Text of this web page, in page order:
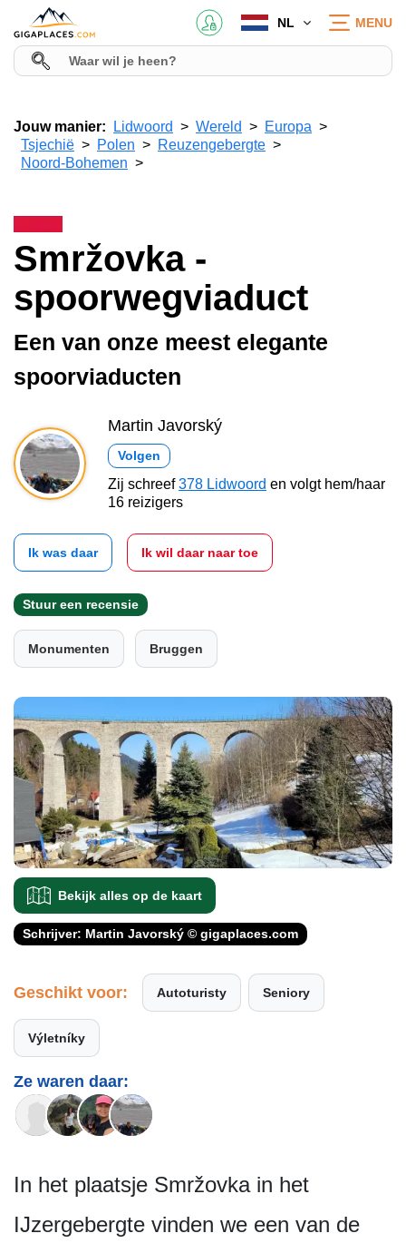
NL MENU
Jouw manier: Lidwoord Wereld
Europa
Tsjechië
Polen
Reuzengebergte
Noord-Bohemen
Smržovka -
spoorwegviaduct
Een van onze meest elegante
spoorviaducten
Martin Javorský
Volgen
Zij schreef378 Lidwoord en volgt hem/haar
16 reizigers
Ik was daar Ik wil daar naar toe
Stuur een recensie
Monumenten Bruggen
Bekijk alles op de kaart
Schrijver: Martin Javorský © gigaplaces.com
Geschikt voor: Autoturisty Seniory
Výletníky
Ze waren daar:
In het plaatsje Smržovka in het
IJzergebergte vinden we een van de